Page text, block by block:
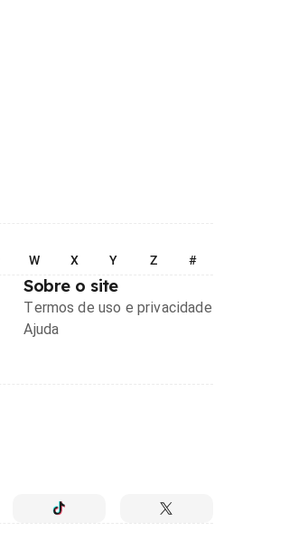
W X Y Z #
Sobre o site
Termos de uso e privacidade
Ajuda